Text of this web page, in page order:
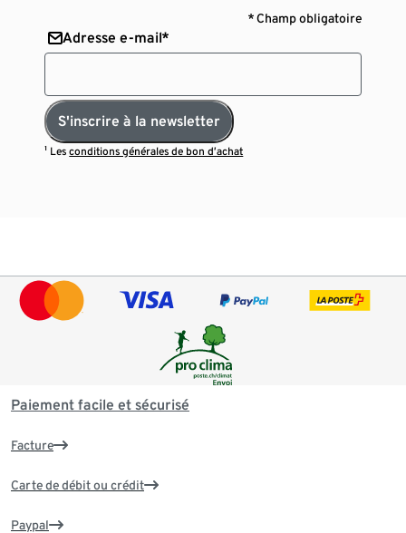
* Champ obligatoire
Adresse e-mail*
S'inscrire à la newsletter
¹ Lesconditions générales de bon d’achat
Paiement facile et sécurisé
Facture
Carte de débit ou crédit
Paypal